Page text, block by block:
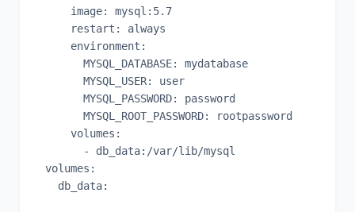
    image: mysql:5.7
    restart: always
    environment:
      MYSQL_DATABASE: mydatabase
      MYSQL_USER: user
      MYSQL_PASSWORD: password
      MYSQL_ROOT_PASSWORD: rootpassword
    volumes:
      - db_data:/var/lib/mysql
volumes: